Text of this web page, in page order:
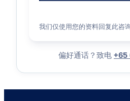
我们仅使用您的资料回复此咨询
偏好通话？致电 +65